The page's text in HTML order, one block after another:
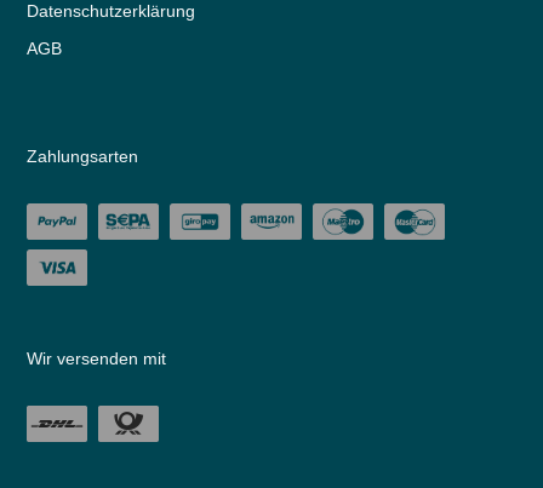
Daten­schutz­erklärung
AGB
Zahlungsarten
Wir versenden mit